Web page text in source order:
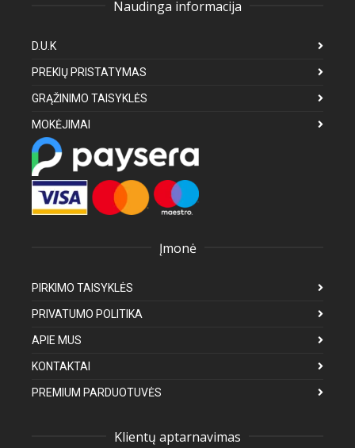
Naudinga informacija
D.U.K
PREKIŲ PRISTATYMAS
GRĄŽINIMO TAISYKLĖS
MOKĖJIMAI
Įmonė
PIRKIMO TAISYKLĖS
PRIVATUMO POLITIKA
APIE MUS
KONTAKTAI
PREMIUM PARDUOTUVĖS
Klientų aptarnavimas